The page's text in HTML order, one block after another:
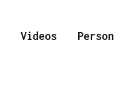
Videos Person